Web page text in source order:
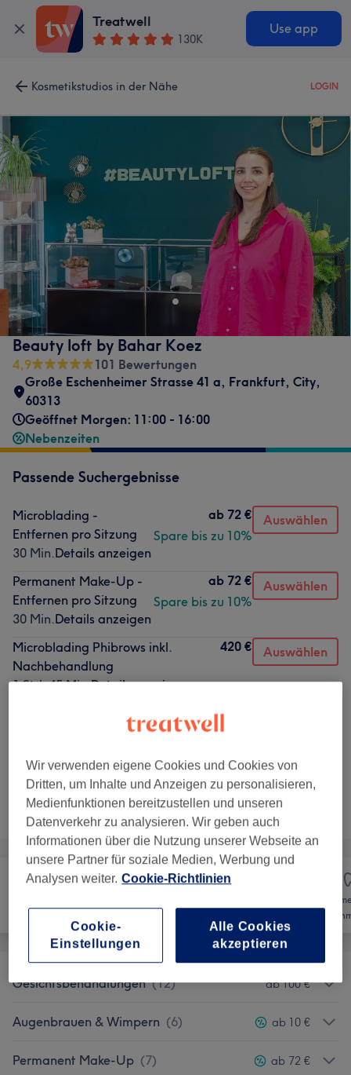
Treatwell
130K
Use app
Kosmetikstudios in der Nähe LOGIN
Beauty loft by Bahar Koez
4,9
101 Bewertungen
Große Eschenheimer Strasse 41 a, Frankfurt, City,
60313
Geöffnet Morgen: 11:00 - 16:00
Nebenzeiten
Passende Suchergebnisse
Microblading -
Entfernen pro Sitzung
30 Min.Details anzeigen
ab 72 €
Spare bis zu 10%
Auswählen
Permanent Make-Up -
Entfernen pro Sitzung
30 Min.Details anzeigen
ab 72 €
Spare bis zu 10%
Auswählen
Microblading Phibrows inkl.
Nachbehandlung
1 Std. 45 Min.Details anzeigen
420 € Auswählen
Microblading inkl. Shading
Phibrows inkl. Nachbehandlung
490 €
Nicht gefunden wonach du gesucht hast?
Alle Services
Haarentfernung Gesicht
Gesichtsbehandlungen (12) ab 100 €
Augenbrauen & Wimpern (6) ab 10 €
Permanent Make-Up (7) ab 72 €
Wir verwenden eigene Cookies und Cookies von
Dritten, um Inhalte und Anzeigen zu personalisieren,
Medienfunktionen bereitzustellen und unseren
Datenverkehr zu analysieren. Wir geben auch
Informationen über die Nutzung unserer Webseite an
unsere Partner für soziale Medien, Werbung und
Analysen weiter. Cookie-Richtlinien
Cookie-
Einstellungen
Alle Cookies
akzeptieren